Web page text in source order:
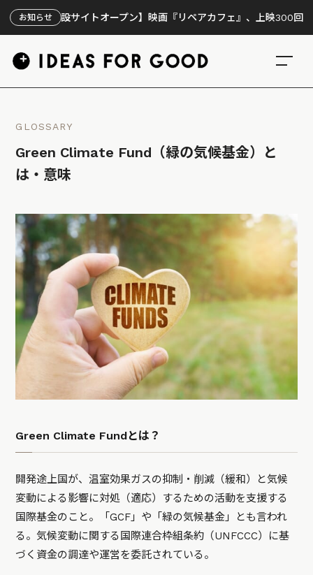
お知らせ
特設サイトオープン】映画『リペアカフェ』、上映300回の先で見え
GLOSSARY
Green Climate Fund（緑の気候基金）と
は・意味
Green Climate Fundとは？
開発途上国が、温室効果ガスの抑制・削減（緩和）と気候
変動による影響に対処（適応）するための活動を支援する
国際基金のこと。「GCF」や「緑の気候基金」とも言われ
る。気候変動に関する国際連合枠組条約（UNFCCC）に基
づく資金の調達や運営を委託されている。